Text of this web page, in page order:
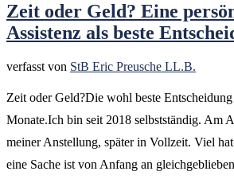
Zeit oder Geld? Eine
Assistenz als beste
verfasst von StB Eric Preusche LL.B.
Zeit oder Geld?Die wohl beste
Monate.Ich bin seit 2018 selbstständig. Am
meiner Anstellung, später in Vollzeit. Viel
eine Sache ist von Anfang an